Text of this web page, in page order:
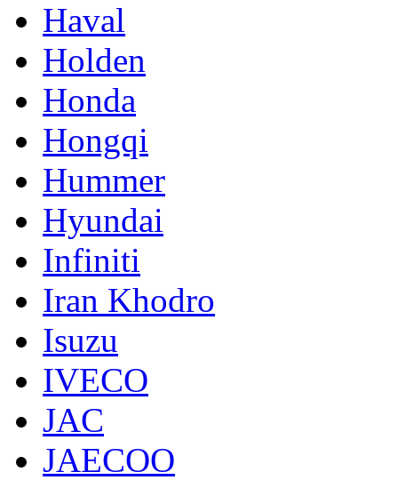
Haval
Holden
Honda
Hongqi
Hummer
Hyundai
Infiniti
Iran Khodro
Isuzu
IVECO
JAC
JAECOO